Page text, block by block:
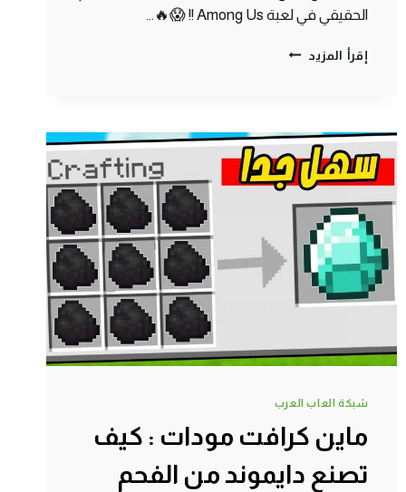
الحقيقي في لعبة Among Us !! 😱🔥…
إقرأ المزيد ماين
تصنع
سيف
من
ورق
اغرب
سيف
اللعبة
!!
شبكة العاب العرب
ماين كرافت مودات : كيف
تصنع دايموند من الفحم